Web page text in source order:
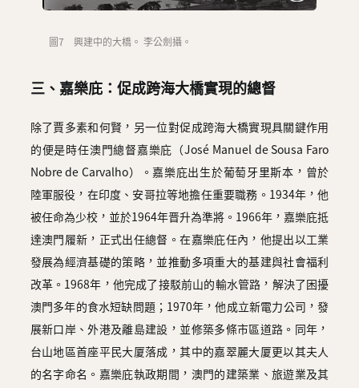
圖7 興建中的大橋。 李公劍攝。
三、嘉樂庇：促成跨海大橋實現的總督
除了賈多素和何賢，另一位對促成跨海大橋實現具關鍵作用
的便是時任澳門總督嘉樂庇（José Manuel de Sousa Faro
Nobre de Carvalho）。嘉樂庇出生於葡萄牙里斯本，曾於
陸軍服役，在印度、安哥拉等地擔任重要職務。1934年，他
被任命為少校，並於1964年晋升為準將。1966年，嘉樂庇抵
達澳門履新，正式出任總督。在嘉樂庇任內，他提出以工業
發展為經濟基礎的策略，並推動多項重大的基建與社會福利
改革。1968年，他完成了接駁前山的輸水管路，解決了困擾
澳門多年的食水短缺問題；1970年，他成立新電力公司，發
展新口岸、外港及離島建設，並修築多條市區道路。同年，
台山地區首座平民大厦落成，其中的嘉翠麗大厦更以其夫人
的名字命名。嘉樂庇執政期間，澳門的建築業、旅遊業及其